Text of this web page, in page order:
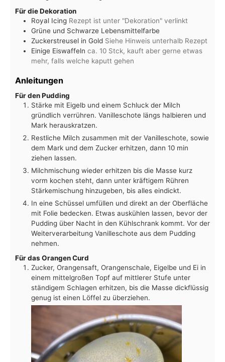
Für die Dekoration
Royal Icing Rezept ist unter "Dekoration" verlinkt
Grüne und Schwarze Lebensmittelfarbe
Zuckerstreusel in Gold Siehe Hinweis unterhalb Rezept
Einige Eiswaffeln ca. 10 Stck, kauft aber gerne etwas
mehr, falls welche kaputt gehen
Anleitungen
Für den Pudding
Stärke mit Eigelb und einem Schluck der Milch
gründlich verrühren. Vanilleschote längs halbieren und
Mark herauskratzen.
Restliche Milch zusammen mit der Vanilleschote, sowie
dem Mark und dem Zucker erhitzen, dann 10 min
ziehen lassen.
Milchmischung wieder erhitzen bis die Masse kurz
vorm kochen steht, dann unter kräftigem Rühren
Stärkemischung hinzugeben, bis alles eindickt.
In eine Schüssel umfüllen und direkt an der Oberfläche
mit Folie bedecken. Etwas auskühlen lassen, bevor der
Pudding über Nacht in den Kühlschrank kommt. Vor der
Weiterverarbeitung Vanilleschote aus dem Pudding
nehmen.
Für das Orangen Curd
Zucker, Orangensaft, Orangenschale, Eigelbe und Ei in
einem mittelgroßen Topf auf mittlerer Stufe unter
ständigem Schlagen erhitzen, bis die Masse dickflüssig
genug ist einen Löffel zu überziehen.